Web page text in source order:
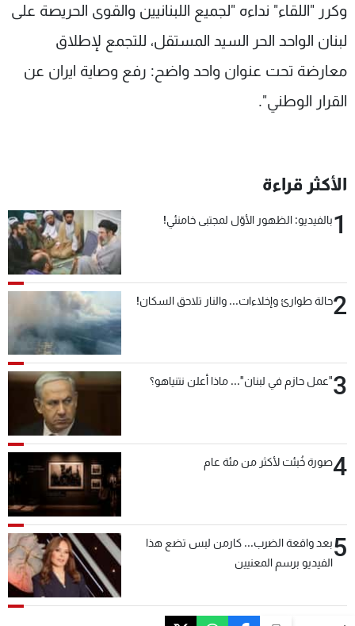
وكرر "اللقاء" نداءه "لجميع اللبنانيين والقوى الحريصة على
لبنان الواحد الحر السيد المستقل، للتجمع لإطلاق
معارضة تحت عنوان واحد واضح: رفع وصاية ايران عن
القرار الوطني".
الأكثر قراءة
1بالفيديو: الظهور الأوّل لمجتبى خامنئي!
2حالة طوارئ وإخلاءات... والنار تلاحق السكان!
3"عمل حازم في لبنان"... ماذا أعلن نتنياهو؟
4صورة خُبئت لأكثر من مئة عام
5بعد واقعة الضرب... كارمن لبس تضع هذا
الفيديو برسم المعنيين